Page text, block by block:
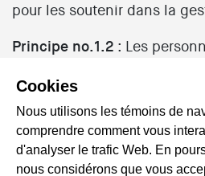
pour les soutenir dans la
Principe no.1.2 : Les
travail, des ressources, de la
soutiens nécessaires pour
globale en
notamment dans un
Cookies
Nous utilisons les témoins de
comprendre comment vous
d'analyser le trafic Web. En
nous considérons que vous